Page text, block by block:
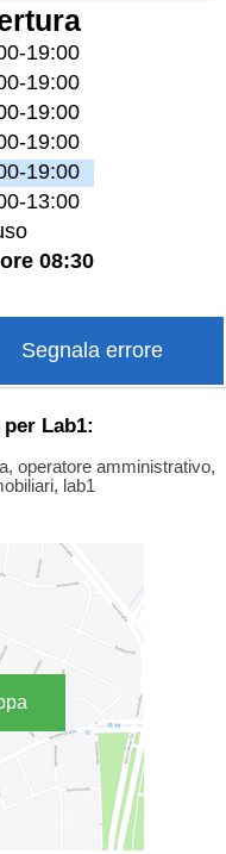
19:00
19:00
19:00
19:00
19:00
13:00
08:30
Segnala errore
Lab1:
operatore amministrativo,
lab1